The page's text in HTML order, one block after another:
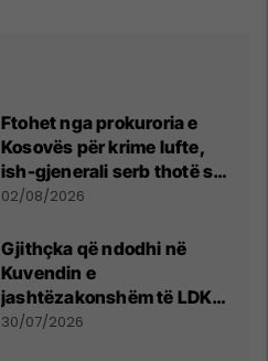
Ftohet nga prokuroria e
Kosovës për krime lufte,
ish-gjenerali serb thotë se
dikush e tradhtoi në
02/08/2026
Gjithçka që ndodhi në
Kuvendin e
jashtëzakonshëm të LDK-
së
30/07/2026